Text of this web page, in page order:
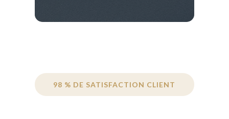
98 % DE SATISFACTION CLIENT